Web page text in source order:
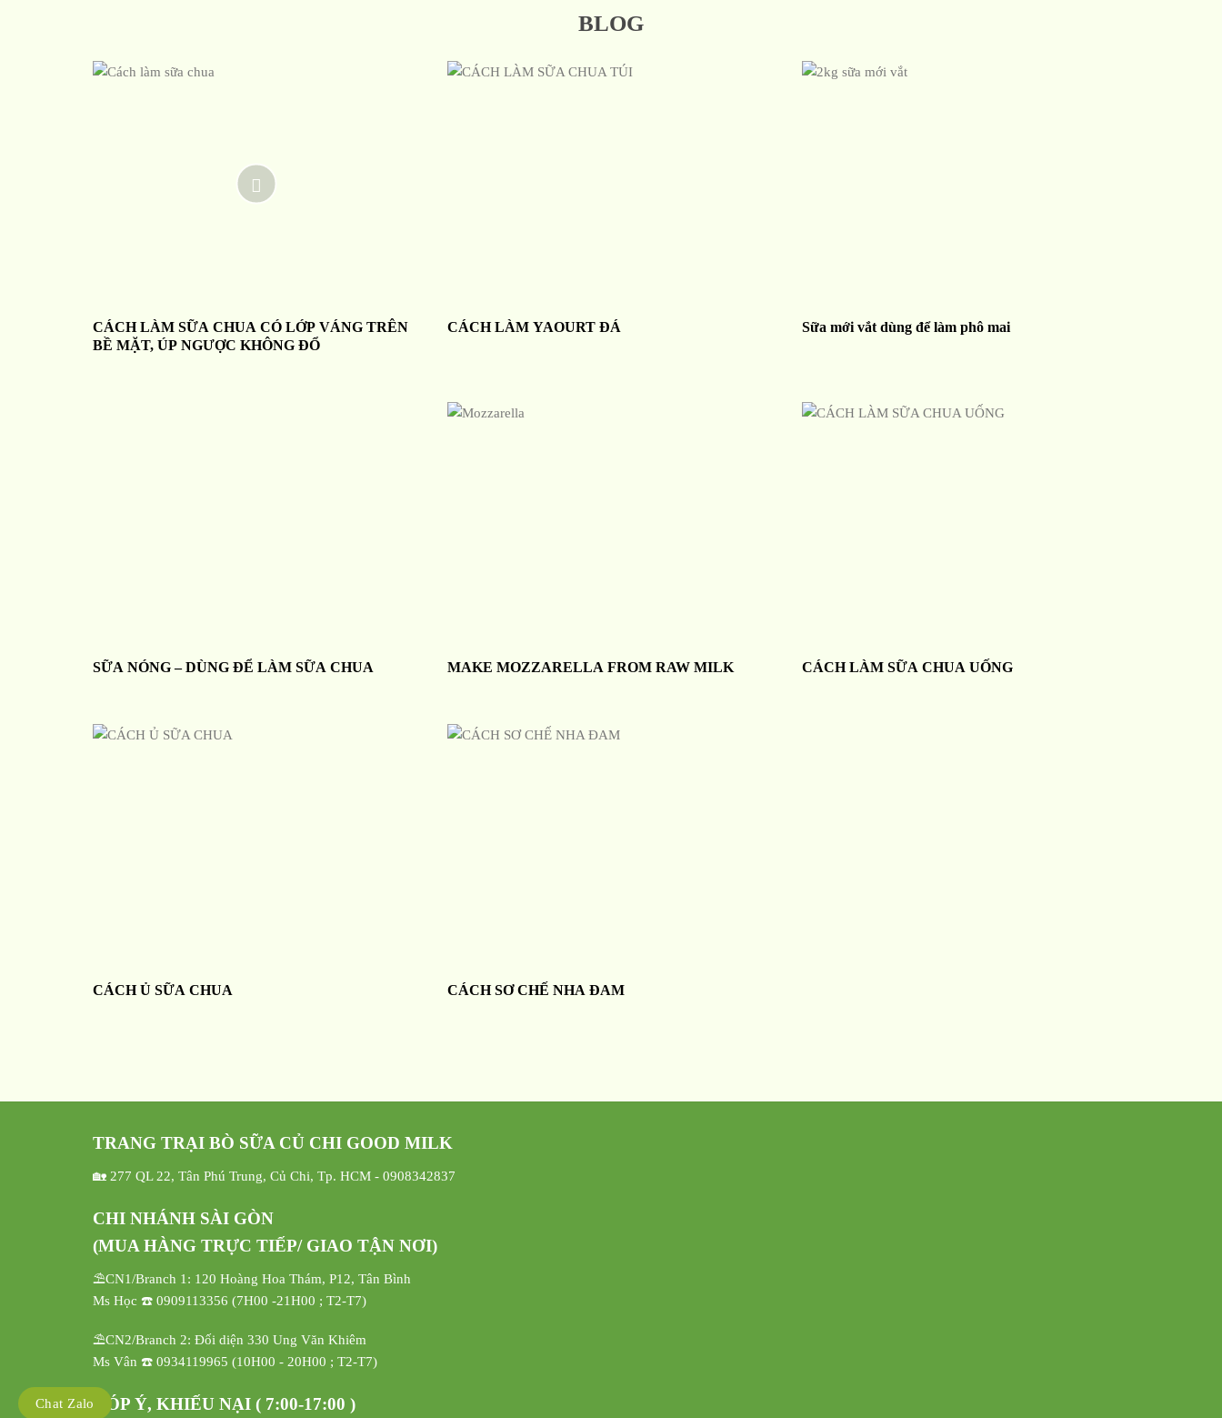
BLOG
CÁCH LÀM SỮA CHUA CÓ LỚP VÁNG TRÊN
BỀ MẶT, ÚP NGƯỢC KHÔNG ĐỔ
CÁCH LÀM YAOURT ĐÁ Sữa mới vắt dùng để làm phô mai
SỮA NÓNG – DÙNG ĐỂ LÀM SỮA CHUA MAKE MOZZARELLA FROM RAW MILK CÁCH LÀM SỮA CHUA UỐNG
CÁCH Ủ SỮA CHUA CÁCH SƠ CHẾ NHA ĐAM
TRANG TRẠI BÒ SỮA CỦ CHI GOOD MILK
🏡 277 QL 22, Tân Phú Trung, Củ Chi, Tp. HCM - 0908342837
CHI NHÁNH SÀI GÒN
(MUA HÀNG TRỰC TIẾP/ GIAO TẬN NƠI)
⛱️CN1/Branch 1: 120 Hoàng Hoa Thám, P12, Tân Bình
Ms Học ☎️ 0909113356 (7H00 -21H00 ; T2-T7)
⛱️CN2/Branch 2: Đối diện 330 Ung Văn Khiêm
Ms Vân ☎️ 0934119965 (10H00 - 20H00 ; T2-T7)
GÓP Ý, KHIẾU NẠI ( 7:00-17:00 )
Chat Zalo